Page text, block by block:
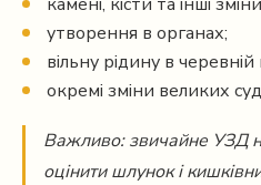
утворення в органах;
вільну рідину в
окремі зміни великих
Важливо: звичайне УЗД
оцінити шлунок і